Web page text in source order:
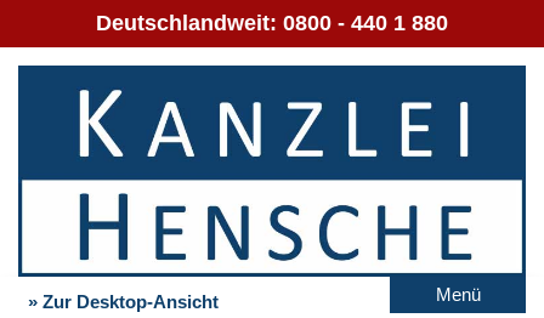
Deutschlandweit: 0800 - 440 1 880
» Zur Desktop-Ansicht Menü